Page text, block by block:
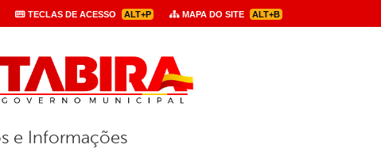
TECLAS DE ACESSO ALT+P MAPA DO SITE ALT+B
de navegação
e Informações